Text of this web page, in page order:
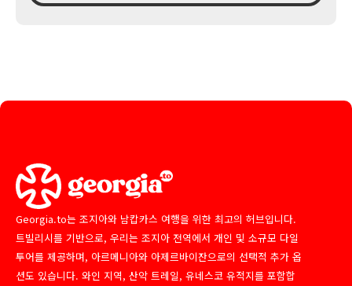
Georgia.to는 조지아와 남캅카스 여행을 위한 최고의 허브입니다.
트빌리시를 기반으로, 우리는 조지아 전역에서 개인 및 소규모 다일
투어를 제공하며, 아르메니아와 아제르바이잔으로의 선택적 추가 옵
션도 있습니다. 와인 지역, 산악 트레일, 유네스코 유적지를 포함합